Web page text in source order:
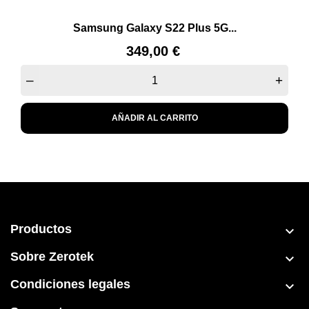
Samsung Galaxy S22 Plus 5G...
Precio
349,00 €
– +
AÑADIR AL CARRITO
Productos 
Sobre Zerotek 
Condiciones legales 